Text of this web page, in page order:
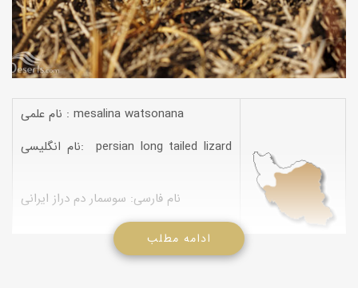
نام علمی : mesalina watsonana
نام انگلیسی: persian long tailed lizard
ادامه مطلب